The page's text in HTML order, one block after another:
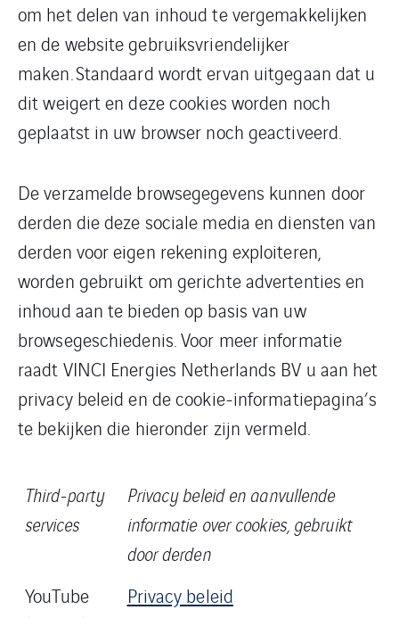
om het delen van inhoud te vergemakkelijken
en de website gebruiksvriendelijker
maken. Standaard wordt ervan uitgegaan dat u
dit weigert en deze cookies worden noch
geplaatst in uw browser noch geactiveerd.
De verzamelde browsegegevens kunnen door
derden die deze sociale media en diensten van
derden voor eigen rekening exploiteren,
worden gebruikt om gerichte advertenties en
inhoud aan te bieden op basis van uw
browsegeschiedenis. Voor meer informatie
raadt VINCI Energies Netherlands BV u aan het
privacy beleid en de cookie-informatiepagina’s
te bekijken die hieronder zijn vermeld.
Third-party
services
Privacy beleid en aanvullende
informatie over cookies, gebruikt
door derden
YouTube
Privacy beleid